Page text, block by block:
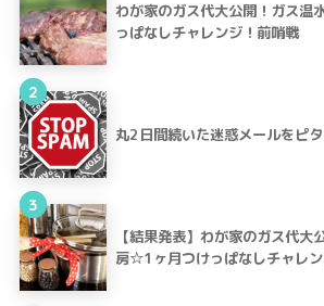
わが家のガス代大公開！ガス
っぱなしチャレンジ！前哨戦
2
丸2日間続いた迷惑メールをピ
3
【結果発表】わが家のガス代大
房☆1ヶ月つけっぱなしチャレン